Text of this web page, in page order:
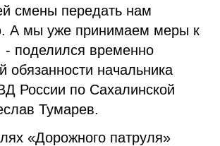
смены передать нам
А мы уже принимаем меры к
поделился временно
обязанности начальника
России по Сахалинской
Тумарев.
«Дорожного патруля»